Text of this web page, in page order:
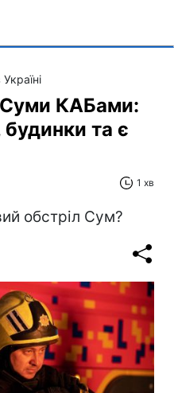
Суми КАБами:
та є
1 хв
обстріл Сум?